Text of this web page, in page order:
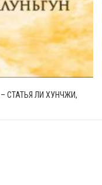
СТАТЬЯ ЛИ ХУНЧЖИ,